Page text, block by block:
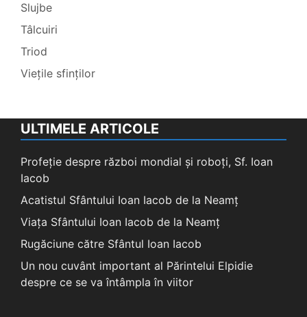
Slujbe
Tâlcuiri
Triod
Viețile sfinților
ULTIMELE ARTICOLE
Profeție despre război mondial și roboți, Sf. Ioan
Iacob
Acatistul Sfântului Ioan Iacob de la Neamț
Viața Sfântului Ioan Iacob de la Neamț
Rugăciune către Sfântul Ioan Iacob
Un nou cuvânt important al Părintelui Elpidie
despre ce se va întâmpla în viitor